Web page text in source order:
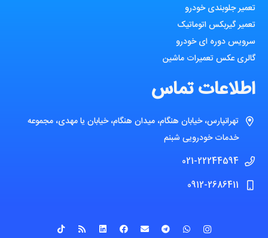
تعمیر جلوبندی خودرو
تعمیر گیربکس اتوماتیک
سرویس دوره ای خودرو
گالری عکس تعمیرات ماشین
اطلاعات تماس
تهرانپارس، خیابان هنگام، میدان هنگام، خیابان یا مهدی، مجموعه
خدمات خودرویی شبنم
021-22244594
0912-2686411